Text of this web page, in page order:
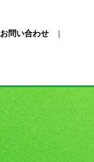
お問い合わせ |